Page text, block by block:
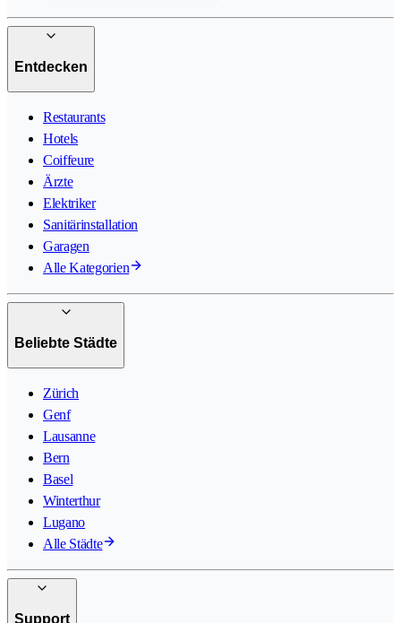
Entdecken
Restaurants
Hotels
Coiffeure
Ärzte
Elektriker
Sanitärinstallation
Garagen
Alle Kategorien
Beliebte Städte
Zürich
Genf
Lausanne
Bern
Basel
Winterthur
Lugano
Alle Städte
Support